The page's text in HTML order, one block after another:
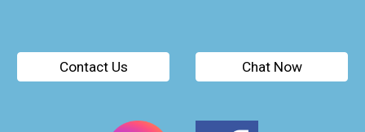
Contact Us Chat Now